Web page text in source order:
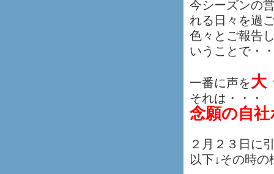
今シーズンの
れる日々を過
色々とご報告
いうことで・
一番に声を大
それは・・・
念願の自
２月２３日に
以下↓その時の